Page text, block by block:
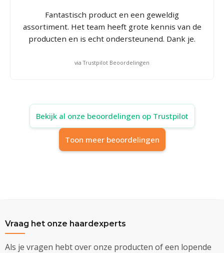
Fantastisch product en een geweldig
assortiment. Het team heeft grote kennis van de
producten en is echt ondersteunend. Dank je.
via Trustpilot Beoordelingen
Bekijk al onze beoordelingen op Trustpilot
Toon meer beoordelingen
Vraag het onze haardexperts
Als je vragen hebt over onze producten of een lopende